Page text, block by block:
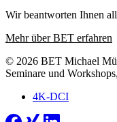
Wir beantworten Ihnen
Mehr über BET erfahren
© 2026 BET Michael
Seminare und
4K-DCI